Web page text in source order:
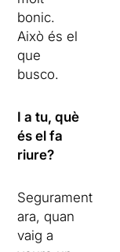
bonic.
Això és el
que
busco.
I a tu, què
és el fa
riure?
Segurament
ara, quan
vaig a